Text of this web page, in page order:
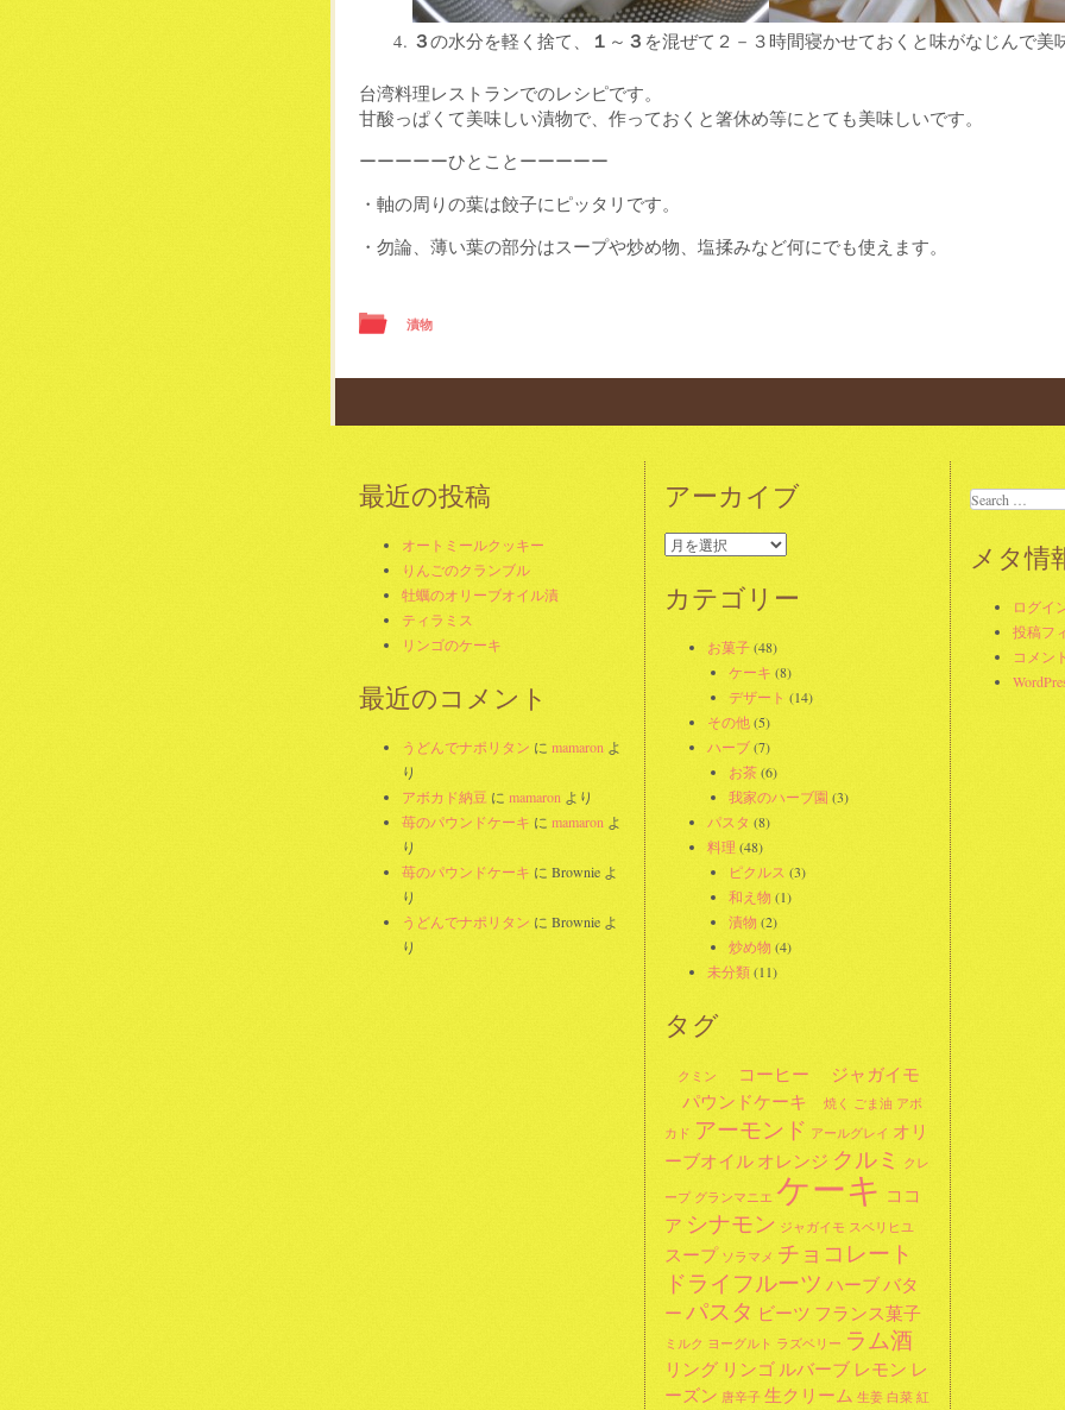
３の水分を軽く捨て、 １ ～ ３ を混ぜて２－３時間寝かせておくと味がなじんで美
台湾料理レストランでのレシピです。
甘酸っぱくて美味しい漬物で、作っておくと箸休め等にとても美味しいです。
ーーーーーひとことーーーーー
・軸の周りの葉は餃子にピッタリです。
・勿論、薄い葉の部分はスープや炒め物、塩揉みなど何にでも使えます。
漬物
Post navigation
最近の投稿
オートミールクッキー
りんごのクランブル
牡蠣のオリーブオイル漬
ティラミス
リンゴのケーキ
最近のコメント
うどんでナポリタン に mamaron よ
り
アボカド納豆 に mamaron より
苺のパウンドケーキ に mamaron よ
り
苺のパウンドケーキ に Brownieよ
り
うどんでナポリタン に Brownieよ
り
アーカイブ
ア
カ
カテゴリー
お菓子(48)
ケーキ (8)
デザート (14)
その他(5)
ハーブ(7)
お茶(6)
我家のハーブ園 (3)
パスタ (8)
料理 (48)
ピクルス (3)
和え物 (1)
漬物 (2)
炒め物 (4)
未分類(11)
タグ
クミン コーヒー
ジャガイモ
パウンドケーキ
焼く ごま油 アボ
カド アーモンド アールグレイ オリ
ーブオイル オレンジ クルミ クレ
ープ グランマニエ ケーキ ココ
ア シナモン ジャガイモ スベリヒユ
スープ ソラマメ チョコレート
ドライフルーツ ハーブバタ
ー パスタ ビーツ フランス菓子
ミルク ヨーグルト ラズベリー ラム酒
リング リンゴ ルバーブ レモン レ
ーズン 唐辛子 生クリーム 生姜 白菜 紅
Search
メタ情
ログイ
投稿フ
コメン